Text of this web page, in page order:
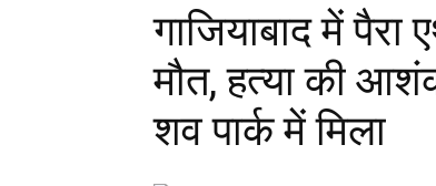
गाजियाबाद में पैरा
मौत, हत्या की
शव पार्क में मिला